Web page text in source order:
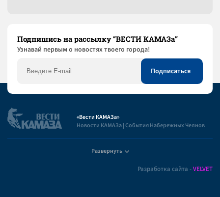
Подпишись на рассылку “ВЕСТИ КАМАЗа”
Узнaвай первым о новостях твоего города!
«Вести КАМАЗа»
Новости КАМАЗа | События Набережных Челнов
Развернуть
Разработка сайта -VELVET